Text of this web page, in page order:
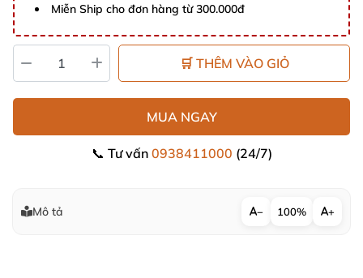
Miễn Ship cho đơn hàng từ 300.000đ
🛒 THÊM VÀO GIỎ
MUA NGAY
📞 Tư vấn 0938411000 (24/7)
Mô tả − 100% +